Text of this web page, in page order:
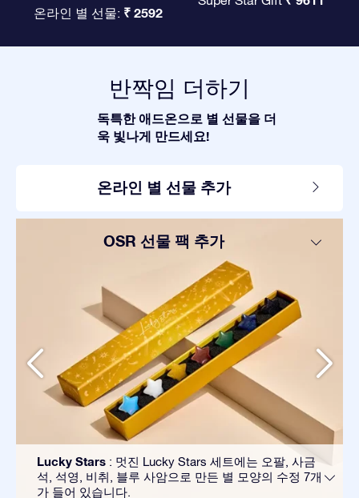
온라인 별 선물: ₹ 2592
반짝임 더하기
독특한 애드온으로 별 선물을 더
욱 빛나게 만드세요!
온라인 별 선물 추가
OSR 선물 팩 추가
Lucky Stars : 멋진 Lucky Stars 세트에는 오팔, 사금
석, 석영, 비취, 블루 사암으로 만든 별 모양의 수정 7개
가 들어 있습니다.